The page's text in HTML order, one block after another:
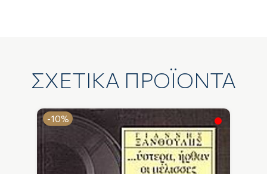
ΣΧΕΤΙΚΑ ΠΡΟΪΟΝΤΑ
-10%